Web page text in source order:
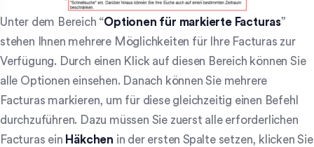
Unter dem Bereich “Optionen für markierte Facturas”
stehen Ihnen mehrere Möglichkeiten für Ihre Facturas zur
Verfügung. Durch einen Klick auf diesen Bereich können Sie
alle Optionen einsehen. Danach können Sie mehrere
Facturas markieren, um für diese gleichzeitig einen Befehl
durchzuführen. Dazu müssen Sie zuerst alle erforderlichen
Facturas ein Häkchen in der ersten Spalte setzen, klicken Sie